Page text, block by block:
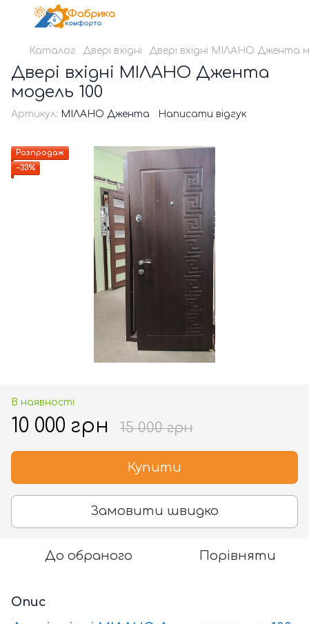
Каталог Двері вхідні Двері вхідні МІЛАНО Джента
Двері вхідні МІЛАНО Джента
модель 100
Артикул: МІЛАНО Джента Написати відгук
Розпродаж
−33%
В наявності
10 000 грн 15 000 грн
Купити
Замовити швидко
До обраного Порівняти
Опис